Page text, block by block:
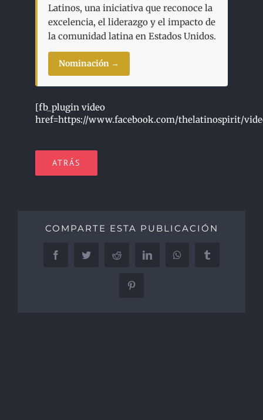
Latinos, una iniciativa que reconoce la
excelencia, el liderazgo y el impacto de
la comunidad latina en Estados Unidos.
Nominación →
[fb_plugin video
href=https://www.facebook.com/thelatinospirit/
ATRÁS
COMPARTE ESTA PUBLICACIÓN
FacebookTwitter Reddit LinkedInWhatsAppTumblr
Pinterest